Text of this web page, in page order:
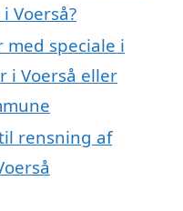
Voerså?
speciale i
i Voerså eller
rensning af